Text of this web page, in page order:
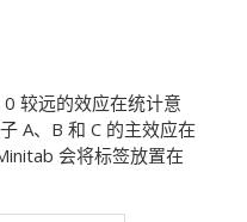
较远的效应在统计意
A、B 和 C 的主效应在
会将标签放置在